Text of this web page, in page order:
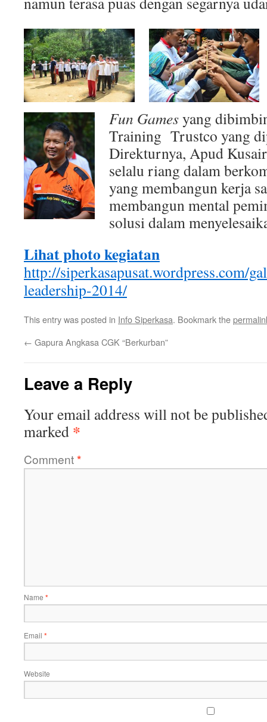
Fun Gamesyang
Training Trustco yang
Direkturnya, Apud
selalu riang dalam
yang membangun kerja
membangun mental
solusi dalam
Lihat photo kegiatan
http://siperkasapusat.wordpress.com/
leadership-2014/
This entry was posted in Info Siperkasa. Bookmark the
← Gapura Angkasa CGK “Berkurban”
Leave a Reply
Your email address will not be
marked *
Comment*
Name *
Email *
Website